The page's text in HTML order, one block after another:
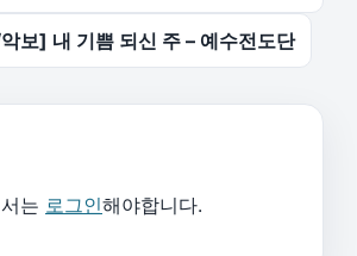
보] 내 기쁨 되신 주 – 예수전도단
는 로그인해야합니다.